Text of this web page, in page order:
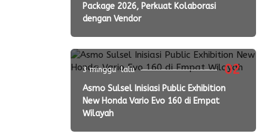
Package 2026, Perkuat Kolaborasi
dengan Vendor
02
3 minggu lalu
Asmo Sulsel Inisiasi Public Exhibition
New Honda Vario Evo 160 di Empat
Wilayah